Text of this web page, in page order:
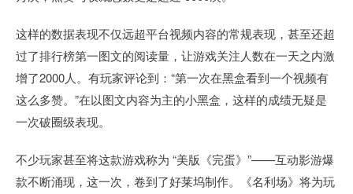
这样的数据表现不仅远超平台视频内容的常规表现，甚至还超
过了排行榜第一图文的阅读量，让游戏关注人数在一天之内激
增了2000人。有玩家评论到：“第一次在黑盒看到一个视频有
这么多赞。”在以图文内容为主的小黑盒，这样的成绩无疑是
一次破圈级表现。
不少玩家甚至将这款游戏称为 “美版《完蛋》”——互动影游爆
款不断涌现，这一次，卷到了好莱坞制作。《名利场》将为玩